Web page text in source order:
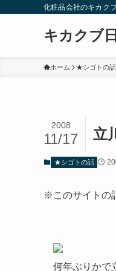
化粧品会社のキカク
キカクブ
ホーム ★シゴトの話
立
2008
11/17
★シゴトの話
※このサイトの
何年ぶりかで